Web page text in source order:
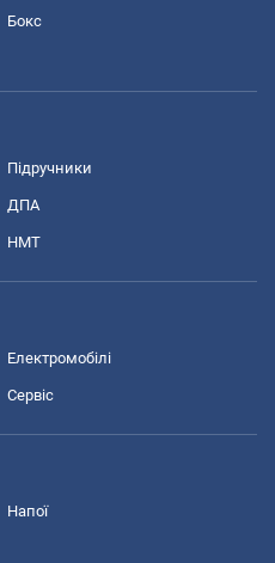
Бокс
Підручники
ДПА
НМТ
Електромобілі
Сервіс
Напої